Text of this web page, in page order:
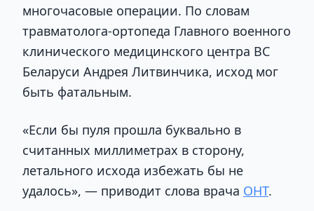
многочасовые операции. По словам
травматолога-ортопеда Главного военного
клинического медицинского центра ВС
Беларуси Андрея Литвинчика, исход мог
быть фатальным.
«Если бы пуля прошла буквально в
считанных миллиметрах в сторону,
летального исхода избежать бы не
удалось», — приводит слова врача ОНТ.